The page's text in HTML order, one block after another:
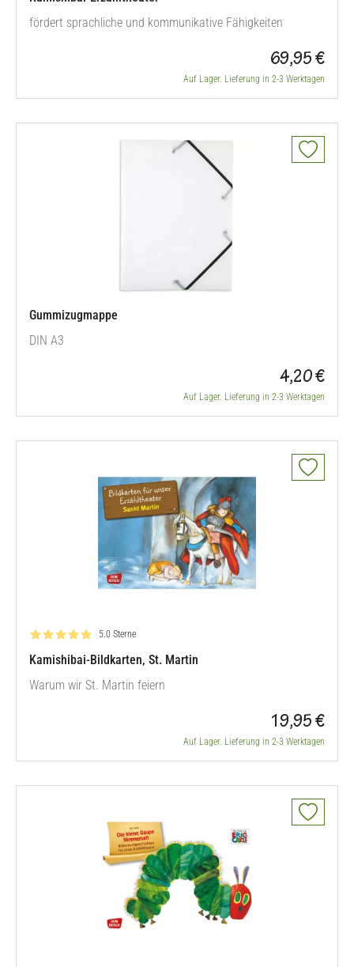
fördert sprachliche und kommunikative Fähigkeiten
69,95 €
Auf Lager. Lieferung in 2-3 Werktagen
Gummizugmappe
DIN A3
4,20 €
Auf Lager. Lieferung in 2-3 Werktagen
Bewertung: 5.0 von 5
5.0 Sterne
Kamishibai-Bildkarten, St. Martin
Warum wir St. Martin feiern
19,95 €
Auf Lager. Lieferung in 2-3 Werktagen